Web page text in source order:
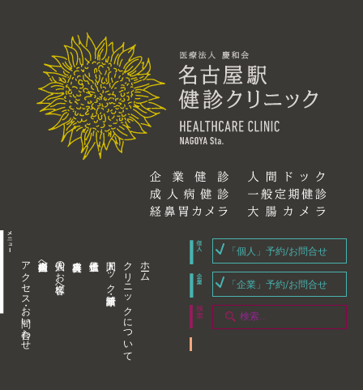
アクセス・お問い合わせ 企業内担当者様へ 個人のお客様へ 人間ドック・健康診断 クリニックについて ホーム
「個人」予約/お問合せ
「企業」予約/お問合せ